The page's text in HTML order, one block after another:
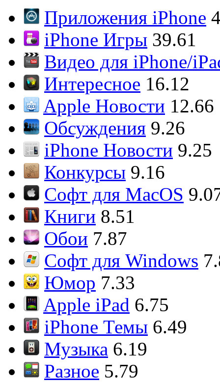
Приложения iPhone
iPhone Игры 39.61
Видео для iPhone/
Интересное 16.12
Apple Новости 12.66
Обсуждения 9.26
iPhone Новости 9.25
Конкурсы 9.16
Софт для MacOS
Книги 8.51
Обои 7.87
Софт для Windows
Юмор 7.33
Apple iPad 6.75
iPhone Темы 6.49
Музыка 6.19
Разное 5.79